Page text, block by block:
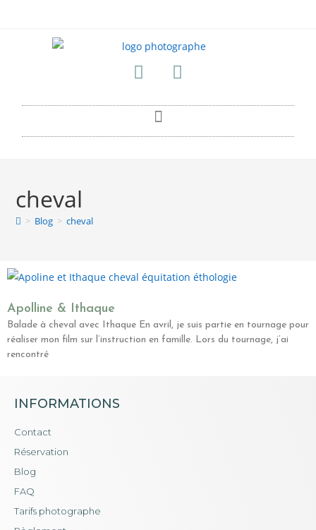
cheval
> Blog > cheval
Apolline & Ithaque
Balade à cheval avec Ithaque En avril, je suis partie en tournage pour
réaliser mon film sur l’instruction en famille. Lors du tournage, j’ai
rencontré
INFORMATIONS
Contact
Réservation
Blog
FAQ
Tarifs photographe